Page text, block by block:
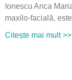
Ionescu Anca
maxilo-facială,
Citește mai mult >>